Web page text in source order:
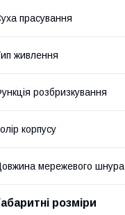
прасування
живлення
розбризкування
корпусу
мережевого шнура
розміри